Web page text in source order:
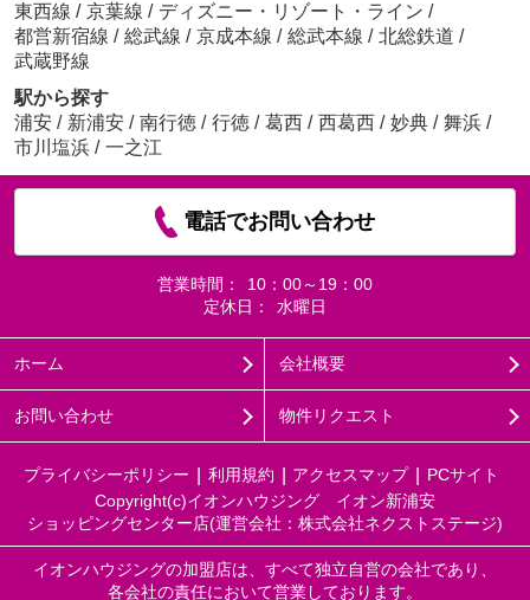
東西線 / 京葉線 / ディズニー・リゾート・ライン /
都営新宿線 / 総武線 / 京成本線 / 総武本線 / 北総鉄道 /
武蔵野線
駅から探す
浦安 / 新浦安 / 南行徳 / 行徳 / 葛西 / 西葛西 / 妙典 / 舞浜 /
市川塩浜 / 一之江
電話でお問い合わせ
営業時間：
10：00～19：00
定休日：
水曜日
ホーム 会社概要
お問い合わせ 物件リクエスト
プライバシーポリシー 利用規約 アクセスマップ
PCサイト
Copyright(c)イオンハウジング イオン新浦安
ショッピングセンター店(運営会社：株式会社ネクストステージ)
イオンハウジングの加盟店は、すべて独立自営の会社であり、
各会社の責任において営業しております。